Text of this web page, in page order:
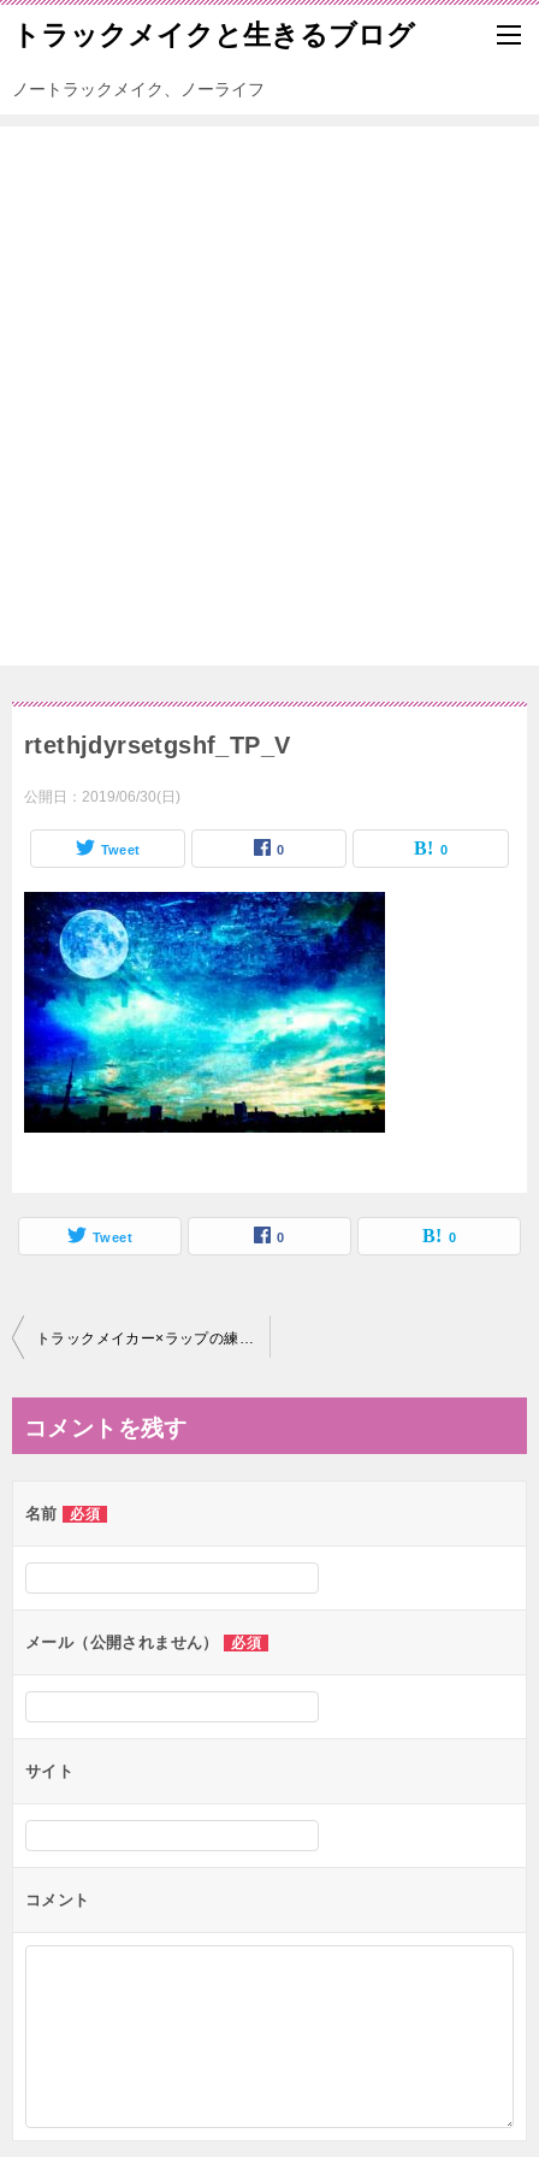
トラックメイクと生きるブログ
ノートラックメイク、ノーライフ
rtethjdyrsetgshf_TP_V
公開日： 2019/06/30(日)
Tweet 0 0
Tweet 0 0
投
ビ
ー
シ
ン
トラックメイカー×ラップの練習＝実力アップの法則
コメントを残す
名前 必須
メール（公開されません） 必須
サイト
コメント